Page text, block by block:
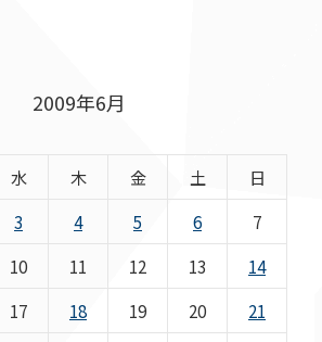
2009年6月
水 木 金 土
日
3 4 5 6
7
10 11 12 13
14
17 18 19 20
21